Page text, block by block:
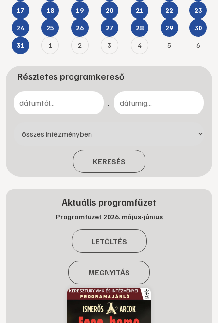
17 18 19 20 21 22 23
24 25 26 27 28 29 30
31 1 2 3 4 5 6
Részletes programkereső
-
KERESÉS
Aktuális programfüzet
Programfüzet 2026. május-június
LETÖLTÉS
MEGNYITÁS